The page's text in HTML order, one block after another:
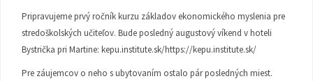
Pripravujeme prvý ročník kurzu základov ekonomického myslenia pre
stredoškolských učiteľov. Bude posledný augustový víkend v hoteli
Bystrička pri Martine: kepu.institute.sk/https://kepu.institute.sk/
Pre záujemcov o neho s ubytovaním ostalo pár posledných miest.